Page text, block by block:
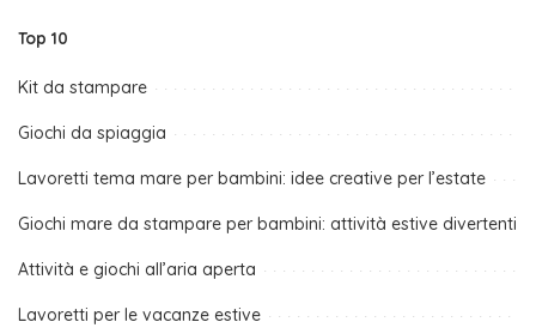
Top 10
Kit da stampare
Giochi da spiaggia
Lavoretti tema mare per bambini: idee creative per l’estate
Giochi mare da stampare per bambini: attività estive divertenti
Attività e giochi all’aria aperta
Lavoretti per le vacanze estive